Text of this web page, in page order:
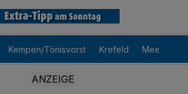
Kempen/Tönisvorst Krefeld Meerbusch